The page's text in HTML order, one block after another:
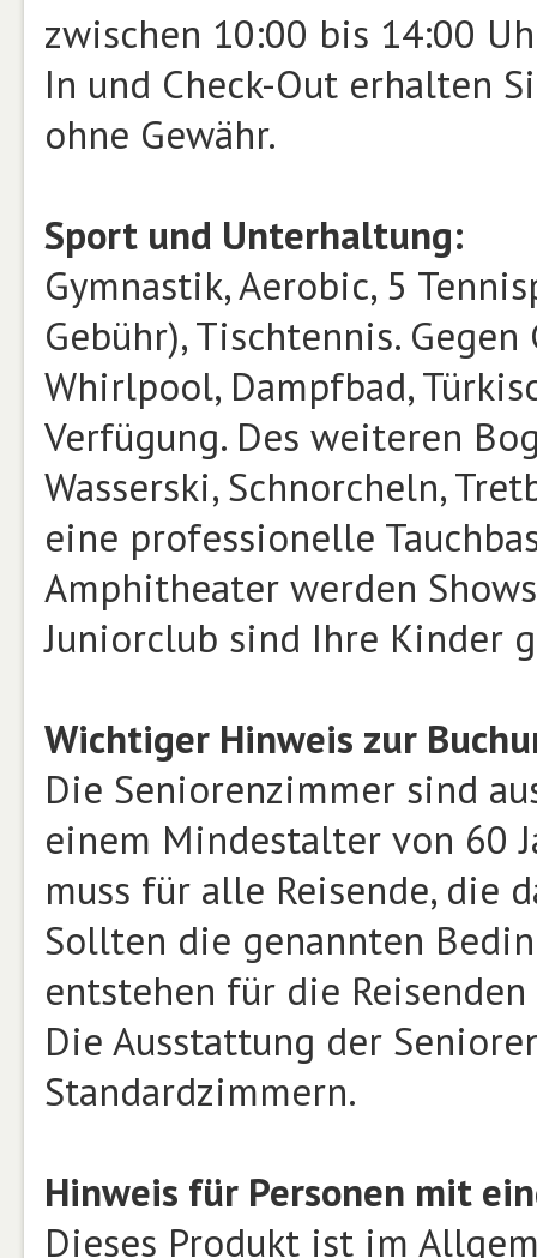
zwischen 10:00 bis 14:00
In und Check-Out erhalten
ohne Gewähr.
Sport und Unterhaltung:
Gymnastik, Aerobic, 5
Gebühr), Tischtennis.
Whirlpool, Dampfbad,
Verfügung. Des weiteren
Wasserski, Schnorcheln,
eine professionelle
Amphitheater werden
Juniorclub sind Ihre Kinder
Wichtiger Hinweis zur
Die Seniorenzimmer sind
einem Mindestalter von 60
muss für alle Reisende, die
Sollten die genannten
entstehen für die
Die Ausstattung der
Standardzimmern.
Hinweis für Personen mit
Dieses Produkt ist im